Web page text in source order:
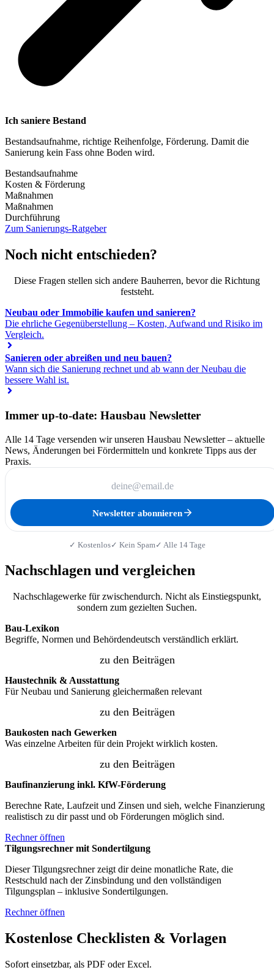
Ich saniere Bestand
Bestandsaufnahme, richtige Reihenfolge, Förderung. Damit die
Sanierung kein Fass ohne Boden wird.
Bestandsaufnahme
Kosten & Förderung
Maßnahmen
Maßnahmen
Durchführung
Zum Sanierungs-Ratgeber
Noch nicht entschieden?
Diese Fragen stellen sich andere Bauherren, bevor die Richtung
feststeht.
Neubau oder Immobilie kaufen und sanieren?
Die ehrliche Gegenüberstellung – Kosten, Aufwand und Risiko im
Vergleich.
Sanieren oder abreißen und neu bauen?
Wann sich die Sanierung rechnet und ab wann der Neubau die
bessere Wahl ist.
Immer up-to-date: Hausbau Newsletter
Alle 14 Tage versenden wir unseren Hausbau Newsletter – aktuelle
News, Änderungen bei Fördermitteln und konkrete Tipps aus der
Praxis.
Newsletter abonnieren
✓ Kostenlos✓ Kein Spam✓ Alle 14 Tage
Nachschlagen und vergleichen
Nachschlagewerke für zwischendurch. Nicht als Einstiegspunkt,
sondern zum gezielten Suchen.
Bau-Lexikon
Begriffe, Normen und Behördendeutsch verständlich erklärt.
zu den Beiträgen
Haustechnik & Ausstattung
Für Neubau und Sanierung gleichermaßen relevant
zu den Beiträgen
Baukosten nach Gewerken
Was einzelne Arbeiten für dein Projekt wirklich kosten.
zu den Beiträgen
Baufinanzierung inkl. KfW-Förderung
Berechne Rate, Laufzeit und Zinsen und sieh, welche Finanzierung
realistisch zu dir passt und ob Förderungen möglich sind.
Rechner öffnen
Tilgungsrechner mit Sondertilgung
Dieser Tilgungsrechner zeigt dir deine monatliche Rate, die
Restschuld nach der Zinsbindung und den vollständigen
Tilgungsplan – inklusive Sondertilgungen.
Rechner öffnen
Kostenlose Checklisten & Vorlagen
Sofort einsetzbar, als PDF oder Excel.